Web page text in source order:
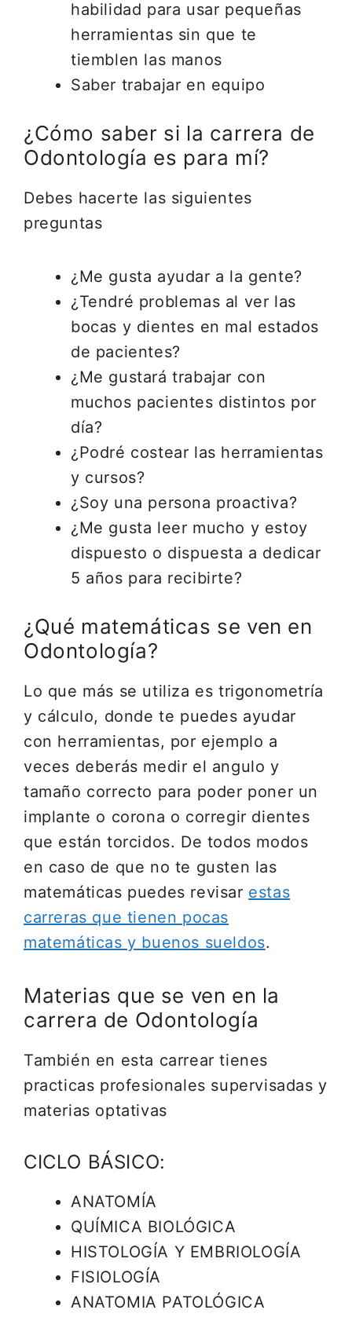
habilidad para usar pequeñas
herramientas sin que te
tiemblen las manos
Saber trabajar en equipo
¿Cómo saber si la carrera de
Odontología es para mí?
Debes hacerte las siguientes
preguntas
¿Me gusta ayudar a la gente?
¿Tendré problemas al ver las
bocas y dientes en mal estados
de pacientes?
¿Me gustará trabajar con
muchos pacientes distintos por
día?
¿Podré costear las herramientas
y cursos?
¿Soy una persona proactiva?
¿Me gusta leer mucho y estoy
dispuesto o dispuesta a dedicar
5 años para recibirte?
¿Qué matemáticas se ven en
Odontología?
Lo que más se utiliza es trigonometría
y cálculo, donde te puedes ayudar
con herramientas, por ejemplo a
veces deberás medir el angulo y
tamaño correcto para poder poner un
implante o corona o corregir dientes
que están torcidos. De todos modos
en caso de que no te gusten las
matemáticas puedes revisar estas
carreras que tienen pocas
matemáticas y buenos sueldos.
Materias que se ven en la
carrera de Odontología
También en esta carrear tienes
practicas profesionales supervisadas y
materias optativas
CICLO BÁSICO:
ANATOMÍA
QUÍMICA BIOLÓGICA
HISTOLOGÍA Y EMBRIOLOGÍA
FISIOLOGÍA
ANATOMIA PATOLÓGICA